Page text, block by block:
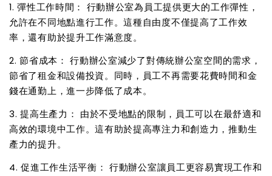
1. 彈性工作時間： 行動辦公室為員工提供更大的工作彈性，
允許在不同地點進行工作。這種自由度不僅提高了工作效
率，還有助於提升工作滿意度。
2. 節省成本： 行動辦公室減少了對傳統辦公室空間的需求，
節省了租金和設備投資。同時，員工不再需要花費時間和金
錢在通勤上，進一步降低了成本。
3. 提高生產力： 由於不受地點的限制，員工可以在最舒適和
高效的環境中工作。這有助於提高專注力和創造力，推動生
產力的提升。
4. 促進工作生活平衡： 行動辦公室讓員工更容易實現工作和